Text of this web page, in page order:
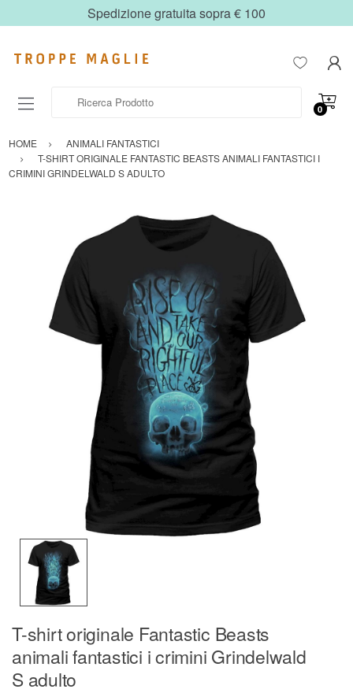
Spedizione gratuita sopra € 100
0
HOME
ANIMALI FANTASTICI
T-SHIRT ORIGINALE FANTASTIC BEASTS ANIMALI FANTASTICI I
CRIMINI GRINDELWALD S ADULTO
T-shirt originale Fantastic Beasts
animali fantastici i crimini Grindelwald
S adulto